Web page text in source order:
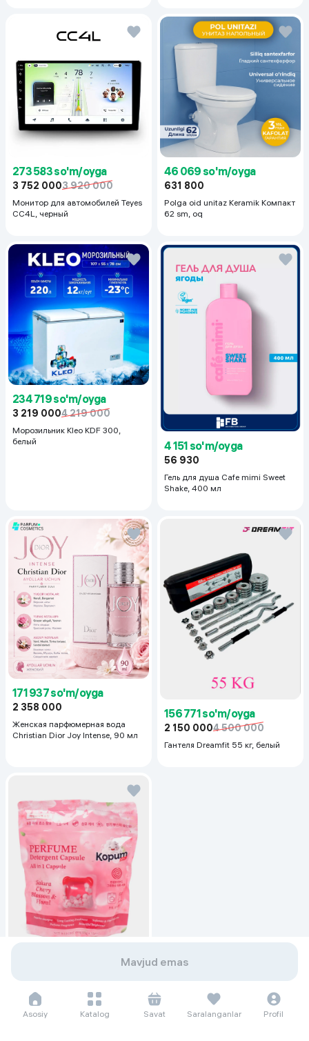
Mavjud emas
273 583 so'm/oyga
3 752 0003 920 000
Монитор для автомобилей Teyes
CC4L, черный
46 069 so'm/oyga
631 800
Polga oid unitaz Keramik Компакт
62 sm, oq
234 719 so'm/oyga
3 219 0004 219 000
Морозильник Kleo KDF 300,
белый
4 151 so'm/oyga
56 930
Гель для душа Cafe mimi Sweet
Shake, 400 мл
171 937 so'm/oyga
2 358 000
Женская парфюмерная вода
Christian Dior Joy Intense, 90 мл
156 771 so'm/oyga
2 150 0004 500 000
Гантеля Dreamfit 55 кг, белый
148 500
Капсулы для стирки Kopum Plus
3-in-1 Laundry Capsules, 32 штук
Asosiy Katalog Savat Saralanganlar Profil